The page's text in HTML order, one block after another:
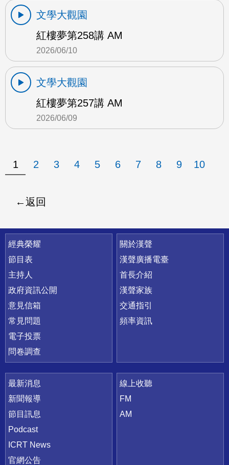
文學大觀園
紅樓夢第258講 AM
2026/06/10
文學大觀園
紅樓夢第257講 AM
2026/06/09
1 2 3 4 5 6 7 8 9 10
返回
快速連結
經典榮耀
節目表
主持人
政府資訊公開
意見信箱
常見問題
電子投票
問卷調查
關於漢聲
漢聲廣播電臺
首長介紹
漢聲家族
交通指引
頻率資訊
最新消息
新聞報導
節目訊息
Podcast
ICRT News
官網公告
線上收聽
FM
AM